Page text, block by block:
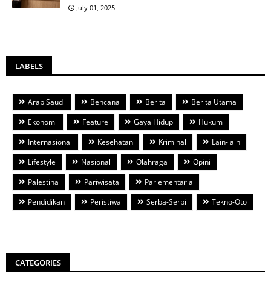
July 01, 2025
LABELS
Arab Saudi Bencana Berita
Berita Utama
Ekonomi
Feature Gaya Hidup
Hukum
Internasional
Kesehatan Kriminal
Lain-lain
Lifestyle
Nasional Olahraga
Opini
Palestina
Pariwisata
Parlementaria
Pendidikan
Peristiwa Serba-Serbi Tekno-Oto
CATEGORIES